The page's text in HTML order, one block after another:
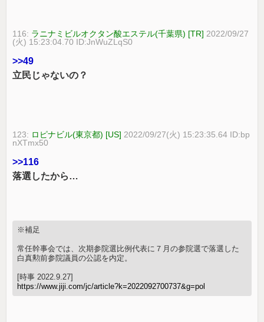
116: ラニナミビルオクタン酸エステル(千葉県) [TR] 2022/09/27
(火) 15:23:04.70 ID:JnWuZLqS0
>>49
立民じゃないの？
123: ロピナビル(東京都) [US] 2022/09/27(火) 15:23:35.64 ID:bp
nXTmx50
>>116
落選したから…
※補足
常任幹事会では、次期参院選比例代表に７月の参院選で落選した
白真勲前参院議員の公認を内定。
[時事 2022.9.27]
https://www.jiji.com/jc/article?k=2022092700737&g=pol